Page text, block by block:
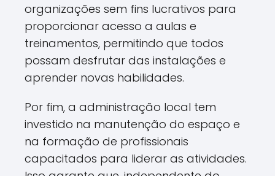
organizações sem fins lucrativos para
proporcionar acesso a aulas e
treinamentos, permitindo que todos
possam desfrutar das instalações e
aprender novas habilidades.
Por fim, a administração local tem
investido na manutenção do espaço e
na formação de profissionais
capacitados para liderar as atividades.